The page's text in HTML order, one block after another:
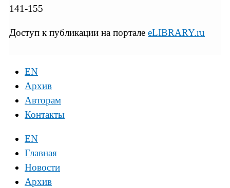
141-155
Доступ к публикации на портале eLIBRARY.ru
EN
Архив
Авторам
Контакты
EN
Главная
Новости
Архив